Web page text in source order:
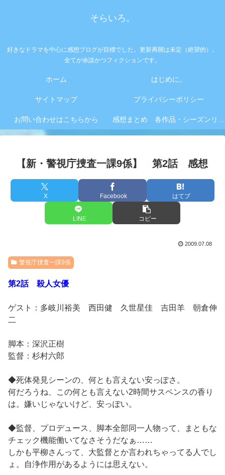
そらいろ。
好きなドラマを中心に感想ブログが目標でした。更新再開は未定（絶望的）。
全てが余談かつフィクションです。
ホーム はじめに。
サイトマップ プライバシーポリシー
お問い合わせはこちらから 感想まとめ 各作品・シーズンリンク集
【新・警視庁捜査一課9係】 第2話 感想
X Facebook はてブ
LINE コピー
2009.07.08
警視庁捜査一課9係
第2話 殺人女優
ゲスト：多岐川裕美 西田健 久世星佳 吉田羊 朝倉伸
二
脚本：深沢正樹
監督：杉村六郎
◆死体発見シーンの、何とも言えない安っぽさ。
何だろうね、この何とも言えない2時間サスペンスの香り
は。嫌いじゃないけど、安っぽい。
◆監督、プロデュース、脚本全部同一人物って、まともな
チェック機能働いてなさそうだなぁ……
しかも平柳さんって、大監督とか言われちゃってる人でし
ょ。自浄作用があるようには思えない。